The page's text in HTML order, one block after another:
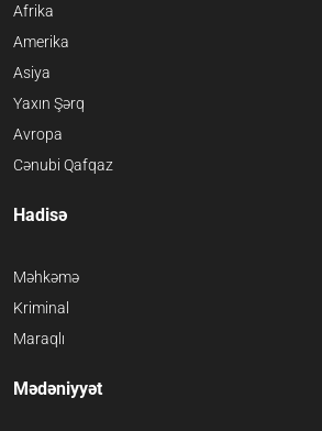
Afrika
Amerika
Asiya
Yaxın Şərq
Avropa
Cənubi Qafqaz
Hadisə
Məhkəmə
Kriminal
Maraqlı
Mədəniyyət